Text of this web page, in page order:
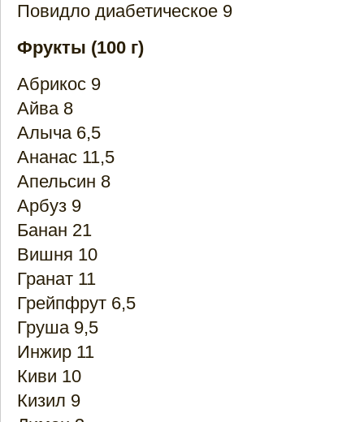
Повидло диабетическое 9
Фрукты (100 г)
Абрикос 9
Айва 8
Алыча 6,5
Ананас 11,5
Апельсин 8
Арбуз 9
Банан 21
Вишня 10
Гранат 11
Грейпфрут 6,5
Груша 9,5
Инжир 11
Киви 10
Кизил 9